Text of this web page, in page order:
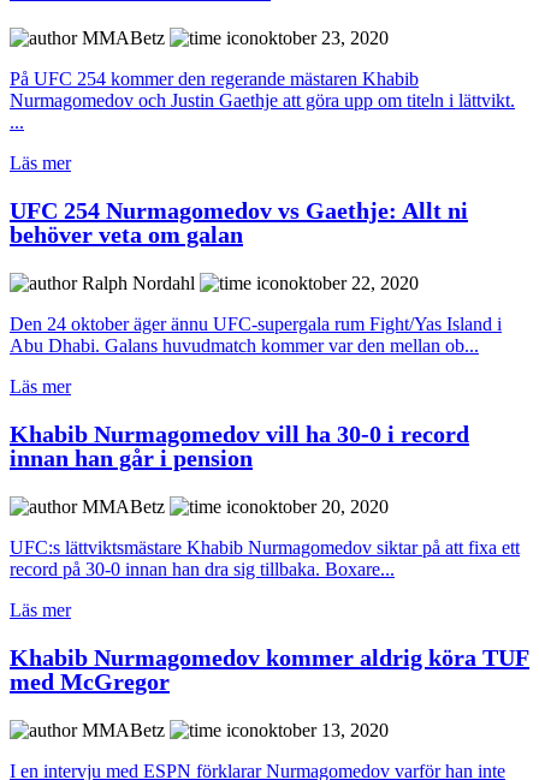
MMABetz
oktober 23, 2020
På UFC 254 kommer den regerande mästaren Khabib
Nurmagomedov och Justin Gaethje att göra upp om titeln i lättvikt.
...
Läs mer
UFC 254 Nurmagomedov vs Gaethje: Allt ni
behöver veta om galan
Ralph Nordahl
oktober 22, 2020
Den 24 oktober äger ännu UFC-supergala rum Fight/Yas Island i
Abu Dhabi. Galans huvudmatch kommer var den mellan ob...
Läs mer
Khabib Nurmagomedov vill ha 30-0 i record
innan han går i pension
MMABetz
oktober 20, 2020
UFC:s lättviktsmästare Khabib Nurmagomedov siktar på att fixa ett
record på 30-0 innan han dra sig tillbaka. Boxare...
Läs mer
Khabib Nurmagomedov kommer aldrig köra TUF
med McGregor
MMABetz
oktober 13, 2020
I en intervju med ESPN förklarar Nurmagomedov varför han inte